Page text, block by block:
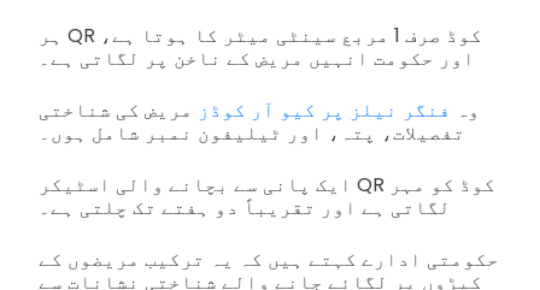
ہر QR کوڈ صرف 1 مربع سینٹی میٹر کا ہوتا ہے،
اور حکومت انہیں مریض کے ناخن پر لگاتی ہے۔
وہ فنگر نیلز پر کیو آر کوڈز مریض کی شناختی
تفصیلات، پتہ، اور ٹیلیفون نمبر شامل ہوں۔
ایک پانی سے بچانے والی اسٹیکر QR کوڈ کو مہر
لگاتی ہے اور تقریباً دو ہفتے تک چلتی ہے۔
حکومتی ادارے کہتے ہیں کہ یہ ترکیب مریضوں کے
کپڑوں پر لگائے جانے والے شناختی نشانات سے